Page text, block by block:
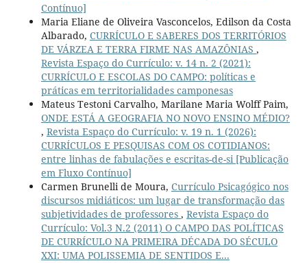
Contínuo]
Maria Eliane de Oliveira Vasconcelos, Edilson da Costa
Albarado, CURRÍCULO E SABERES DOS TERRITÓRIOS
DE VÁRZEA E TERRA FIRME NAS AMAZÔNIAS ,
Revista Espaço do Currículo: v. 14 n. 2 (2021):
CURRÍCULO E ESCOLAS DO CAMPO: políticas e
práticas em territorialidades camponesas
Mateus Testoni Carvalho, Marilane Maria Wolff Paim,
ONDE ESTÁ A GEOGRAFIA NO NOVO ENSINO MÉDIO?
, Revista Espaço do Currículo: v. 19 n. 1 (2026):
CURRÍCULOS E PESQUISAS COM OS COTIDIANOS:
entre linhas de fabulações e escritas-de-si [Publicação
em Fluxo Contínuo]
Carmen Brunelli de Moura, Currículo Psicagógico nos
discursos midiáticos: um lugar de transformação das
subjetividades de professores , Revista Espaço do
Currículo: Vol.3 N.2 (2011) O CAMPO DAS POLÍTICAS
DE CURRÍCULO NA PRIMEIRA DÉCADA DO SÉCULO
XXI: UMA POLISSEMIA DE SENTIDOS E...